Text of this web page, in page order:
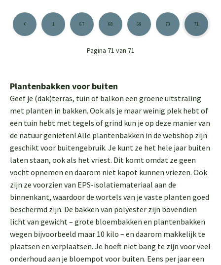
Pagina 71 van 71
1 67 68 69 70 71
Plantenbakken voor buiten
Geef je (dak)terras, tuin of balkon een groene uitstraling
met planten in bakken. Ook als je maar weinig plek hebt of
een tuin hebt met tegels of grind kun je op deze manier van
de natuur genieten! Alle plantenbakken in de webshop zijn
geschikt voor buitengebruik. Je kunt ze het hele jaar buiten
laten staan, ook als het vriest. Dit komt omdat ze geen
vocht opnemen en daarom niet kapot kunnen vriezen. Ook
zijn ze voorzien van EPS-isolatiemateriaal aan de
binnenkant, waardoor de wortels van je vaste planten goed
beschermd zijn. De bakken van polyester zijn bovendien
licht van gewicht – grote bloembakken en plantenbakken
wegen bijvoorbeeld maar 10 kilo – en daarom makkelijk te
plaatsen en verplaatsen. Je hoeft niet bang te zijn voor veel
onderhoud aan je bloempot voor buiten. Eens per jaar een